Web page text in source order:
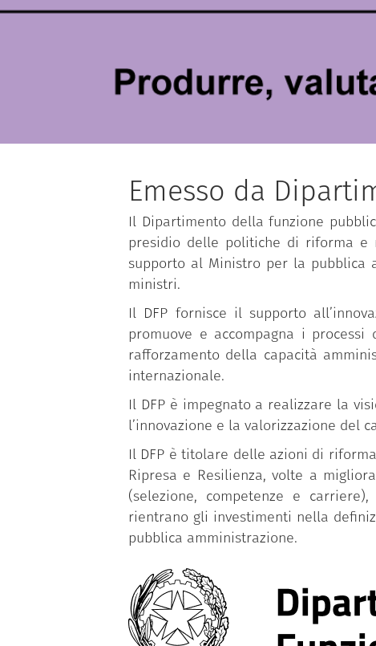
Emesso da
Il Dipartimento della funzione
presidio delle politiche di riforma e
supporto al Ministro per la pubblica
ministri.
Il DFP fornisce il supporto
promuove e accompagna i
rafforzamento della capacità
internazionale.
Il DFP è impegnato a realizzare la
l’innovazione e la valorizzazione del
Il DFP è titolare delle azioni di
Ripresa e Resilienza, volte a
(selezione, competenze e
rientrano gli investimenti nella
pubblica amministrazione.